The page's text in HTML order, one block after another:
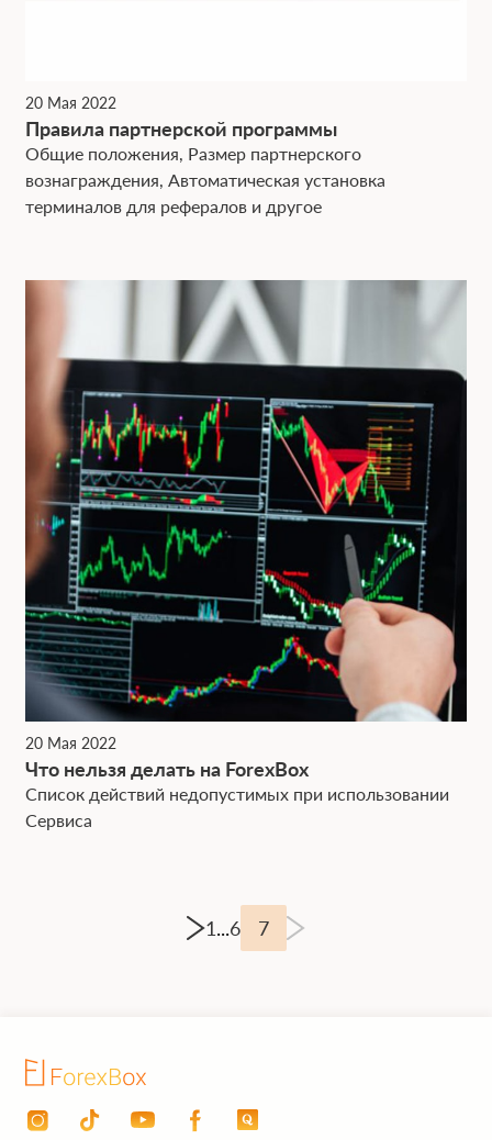
20 Мая 2022
Правила партнерской программы
Общие положения, Размер партнерского
вознаграждения, Автоматическая установка
терминалов для рефералов и другое
20 Мая 2022
Что нельзя делать на ForexBox
Список действий недопустимых при использовании
Сервиса
1...6 7